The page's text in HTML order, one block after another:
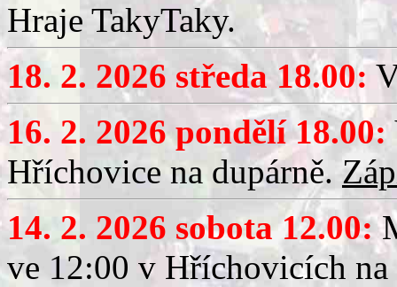
Hraje TakyTaky.
18. 2. 2026 středa 18.00:
16. 2. 2026 pondělí 18.00:
Hříchovice na dupárně.
14. 2. 2026 sobota 12.00:
ve 12:00 v Hříchovicích